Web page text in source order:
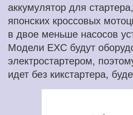
аккумулятор для
японских кроссовых
в двое меньше насосов
Модели EXC будут
электростартером,
идет без кикстартера,